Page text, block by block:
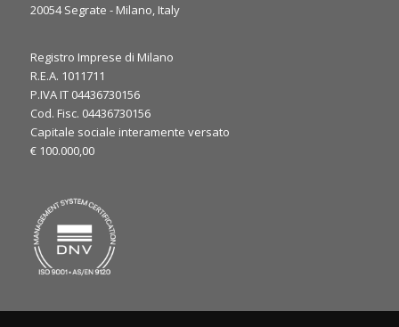
·Gio 6 Marzo, 2025
It’s the final day at JEC World 2025! ⏳
We’re here to discuss your needs and explore how our
expertise can support your applications. Let’s make the most
of the last day, see you at our booth!
@JECComposites
20054 Segrate - Milano, Italy
Registro Imprese di Milano
R.E.A. 1011711
P.IVA IT 04436730156
Cod. Fisc. 04436730156
Capitale sociale interamente versato
€ 100.000,00